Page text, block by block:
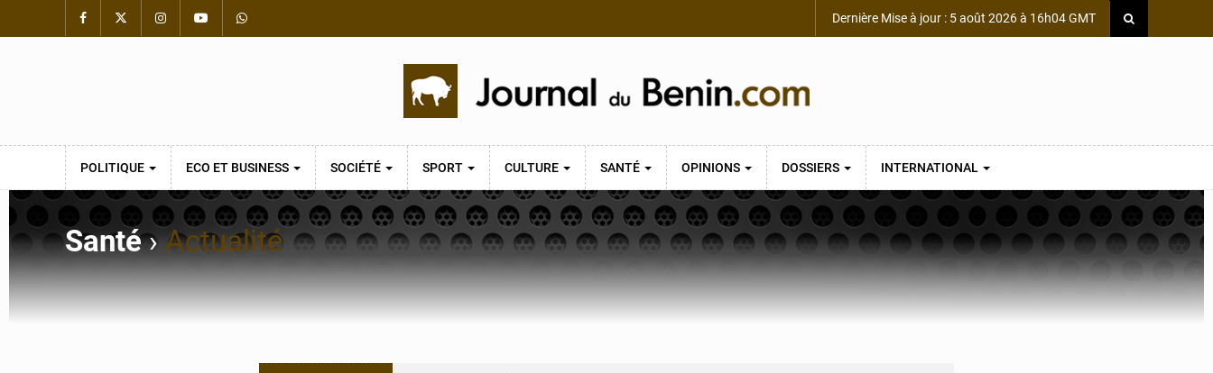
Dernière Mise à jour : 5 août 2026 à 16h04 GMT
POLITIQUE ECO ET BUSINESS SOCIÉTÉ SPORT CULTURE SANTÉ OPINIONS DOSSIERS INTERNATIONAL
Santé›Actualité